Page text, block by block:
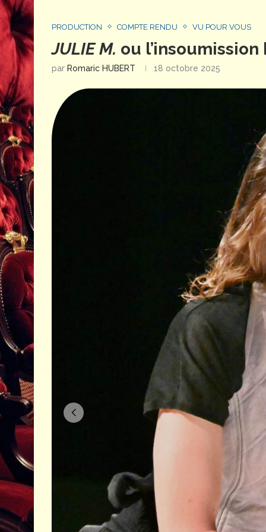
PRODUCTION COMPTE RENDU VU POUR VOUS
JULIE M. ou l’insoumission
par Romaric HUBERT 18 octobre 2025